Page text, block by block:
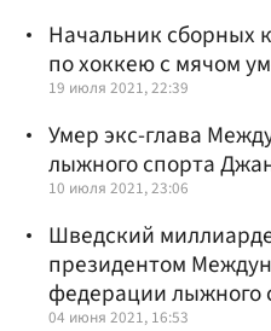
Начальник сборных
по хоккею с мячом
19 июля 2021, 22:39
Умер экс-глава
лыжного спорта
10 июля 2021, 23:06
Шведский
президентом
федерации лыжного
04 июня 2021, 16:53